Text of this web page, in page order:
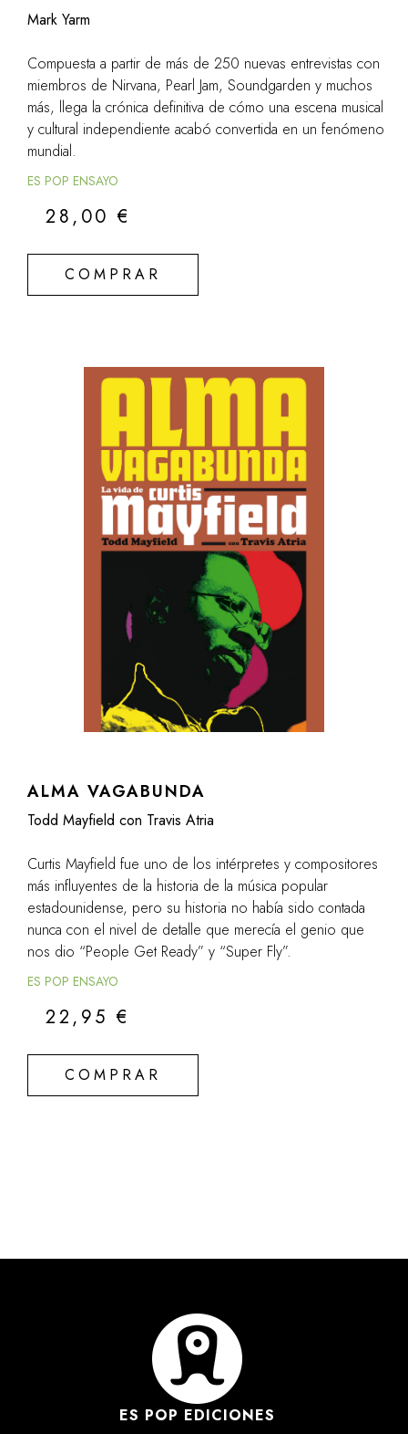
Mark Yarm
Compuesta a partir de más de 250 nuevas entrevistas con
miembros de Nirvana, Pearl Jam, Soundgarden y muchos
más, llega la crónica definitiva de cómo una escena musical
y cultural independiente acabó convertida en un fenómeno
mundial.
ES POP ENSAYO
28,00€
COMPRAR
ALMA VAGABUNDA
Todd Mayfield con Travis Atria
Curtis Mayfield fue uno de los intérpretes y compositores
más influyentes de la historia de la música popular
estadounidense, pero su historia no había sido contada
nunca con el nivel de detalle que merecía el genio que
nos dio “People Get Ready” y “Super Fly”.
ES POP ENSAYO
22,95€
COMPRAR
ES POP EDICIONES